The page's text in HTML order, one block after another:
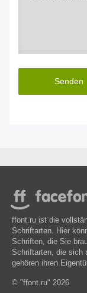
Senden
ffont.ru ist die
Schriftarten. Hier
Schriften, die Sie
Schriftarten, die sich
gehören ihren
© "ffont.ru" 2026